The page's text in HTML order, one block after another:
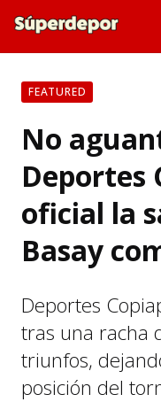
FEATURED
No
Deportes
oficial la
Basay
Deportes
tras una racha
triunfos,
posición del